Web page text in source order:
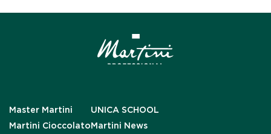
Master Martini
Martini Cioccolato
UNICA SCHOOL
Martini News